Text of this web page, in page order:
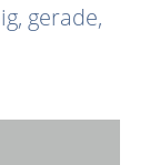
gerade,